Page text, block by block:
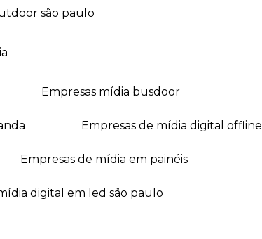
são paulo
empresas mídia busdoor
empresas de mídia digital offline
empresas de mídia em painéis
digital em led são paulo